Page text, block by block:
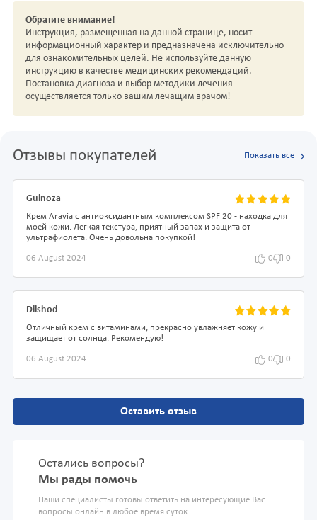
Обратите внимание!
Инструкция, размещенная на данной странице, носит
информационный характер и предназначена исключительно
для ознакомительных целей. Не используйте данную
инструкцию в качестве медицинских рекомендаций.
Постановка диагноза и выбор методики лечения
осуществляется только вашим лечащим врачом!
Отзывы покупателей Показать все
Gulnoza
Крем Aravia с антиоксидантным комплексом SPF 20 - находка для
моей кожи. Легкая текстура, приятный запах и защита от
ультрафиолета. Очень довольна покупкой!
06 August 2024 0 0
Dilshod
Отличный крем с витаминами, прекрасно увлажняет кожу и
защищает от солнца. Рекомендую!
06 August 2024 0 0
Оставить отзыв
Остались вопросы?
Мы рады помочь
Наши специалисты готовы ответить на интересующие Вас
вопросы онлайн в любое время суток.